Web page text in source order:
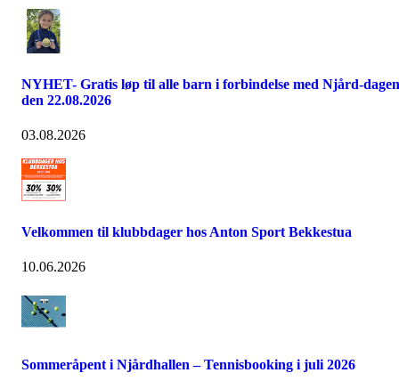
NYHET- Gratis løp til alle barn i forbindelse med Njård-dagen
den 22.08.2026
03.08.2026
Velkommen til klubbdager hos Anton Sport Bekkestua
10.06.2026
Sommeråpent i Njårdhallen – Tennisbooking i juli 2026